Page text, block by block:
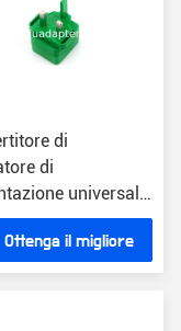
di
di
universale
intercambiabili
Ottenga il migliore